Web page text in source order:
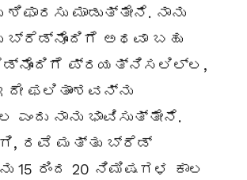
ಮಾಡುತ್ತೇನೆ. ನಾನು
ಬ್ರೆಡ್‌ನೊಂದಿಗೆ ಅಥವಾ ಬಹು
ಪ್ರಯತ್ನಿಸಲಿಲ್ಲ,
ಫಲಿತಾಂಶವನ್ನು
ನಾನು ಭಾವಿಸುತ್ತೇನೆ.
ರವೆ ಮತ್ತು ಬ್ರೆಡ್
15 ರಿಂದ 20 ನಿಮಿಷಗಳ ಕಾಲ